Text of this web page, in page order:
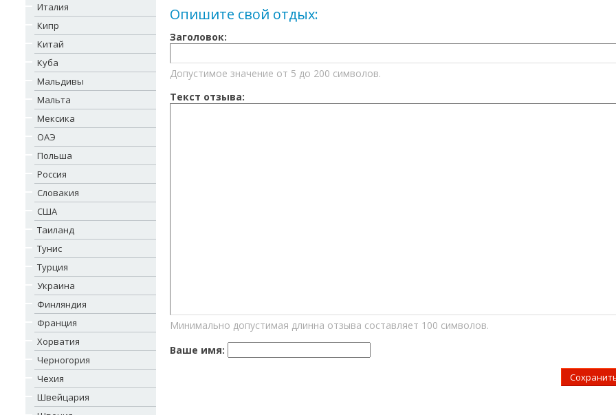
Италия
Кипр
Китай
Куба
Мальдивы
Мальта
Мексика
ОАЭ
Польша
Россия
Словакия
США
Таиланд
Тунис
Турция
Украина
Финляндия
Франция
Хорватия
Черногория
Чехия
Швейцария
Опишите свой отдых:
Заголовок:
Допустимое значение от 5 до 200 символов.
Текст отзыва:
Минимально допустимая длинна отзыва составляет 100 символов.
Ваше имя: